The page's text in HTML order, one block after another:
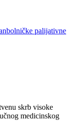
palijativne
skrb visoke
medicinskog